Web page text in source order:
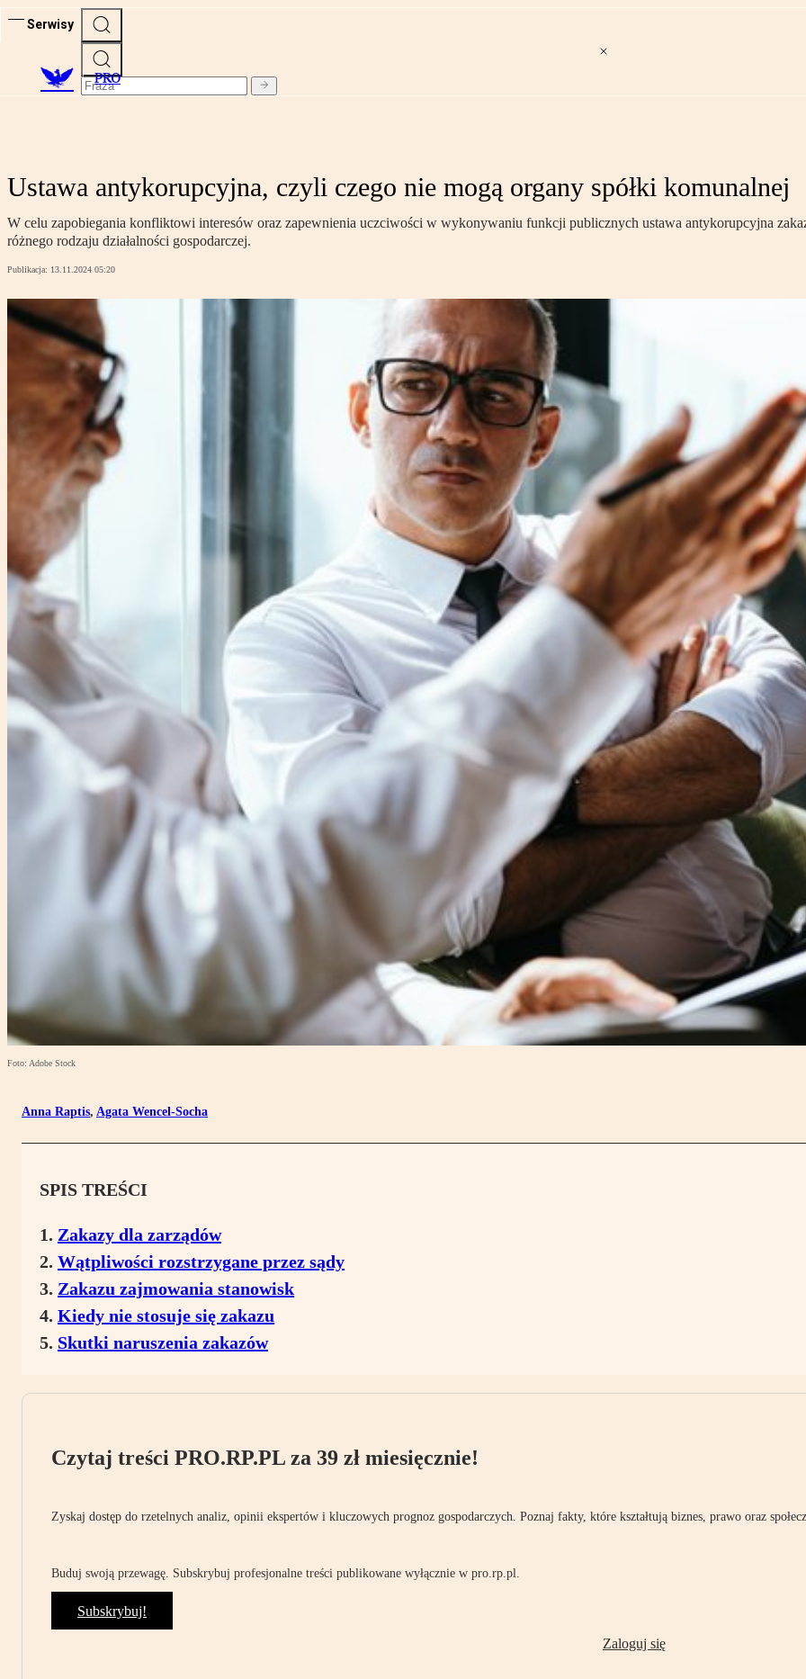
Serwisy
PRO
Ustawa antykorupcyjna, czyli czego nie mogą organy spółki komunalnej
W celu zapobiegania konfliktowi interesów oraz zapewnienia uczciwości w wykonywaniu funkcji publicznych ustawa antykorupcyjna
różnego rodzaju działalności gospodarczej.
Publikacja: 13.11.2024 05:20
Foto: Adobe Stock
Anna Raptis, Agata Wencel-Socha
SPIS TREŚCI
Zakazy dla zarządów
Wątpliwości rozstrzygane przez sądy
Zakazu zajmowania stanowisk
Kiedy nie stosuje się zakazu
Skutki naruszenia zakazów
Czytaj treści PRO.RP.PL za 39 zł miesięcznie!
Zyskaj dostęp do rzetelnych analiz, opinii ekspertów i kluczowych prognoz gospodarczych. Poznaj fakty, które kształtują biznes, prawo oraz
Buduj swoją przewagę. Subskrybuj profesjonalne treści publikowane wyłącznie w pro.rp.pl.
Subskrybuj!
Zaloguj się